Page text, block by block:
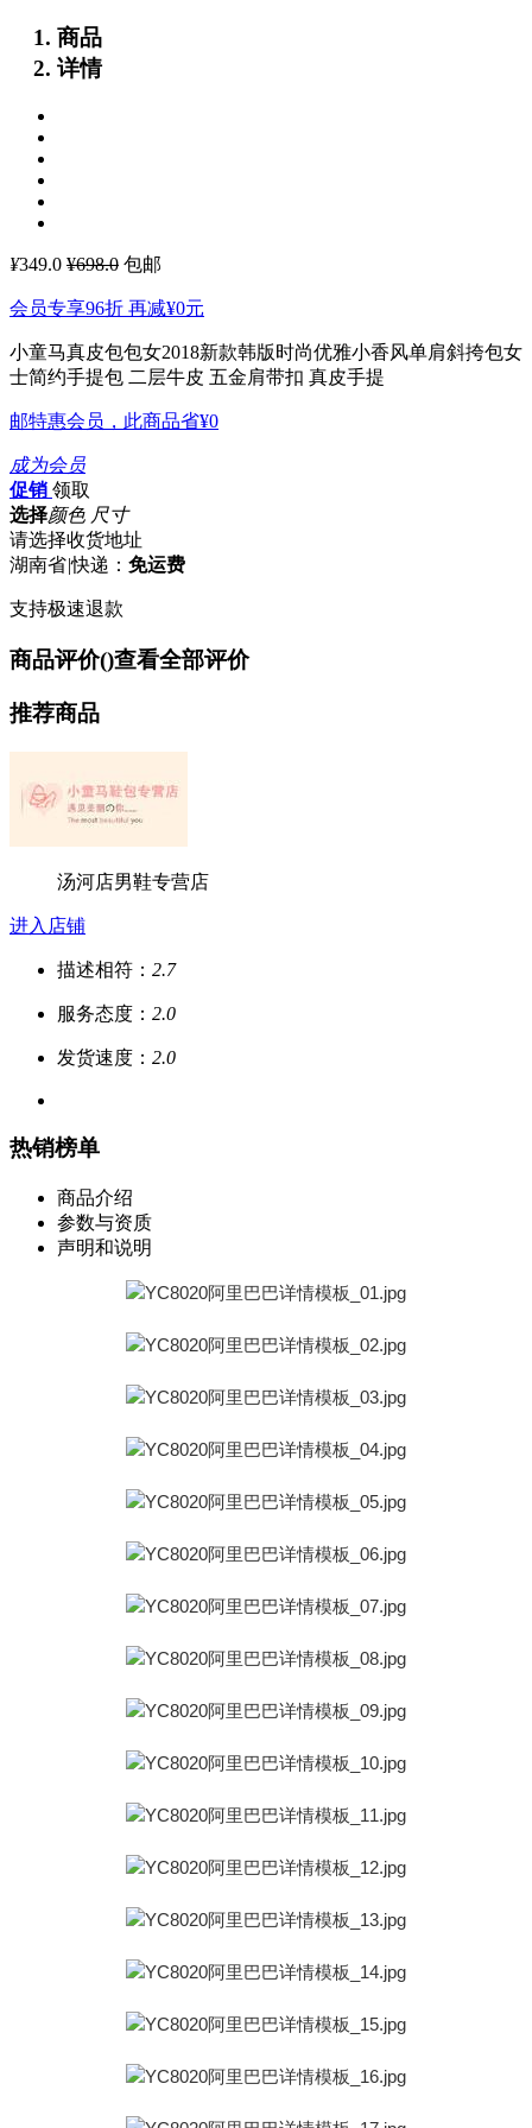
商品
详情
¥349.0 ¥698.0 包邮
会员专享96折 再减¥0元
小童马真皮包包女2018新款韩版时尚优雅小香风单肩斜挎包女
士简约手提包 二层牛皮 五金肩带扣 真皮手提
邮特惠会员，此商品省¥0
成为会员
促销 领取
选择颜色 尺寸
请选择收货地址
湖南省|快递： 免运费
支持极速退款
商品评价()查看全部评价
推荐商品
汤河店男鞋专营店
进入店铺
描述相符： 2.7
服务态度： 2.0
发货速度： 2.0
热销榜单
商品介绍
参数与资质
声明和说明